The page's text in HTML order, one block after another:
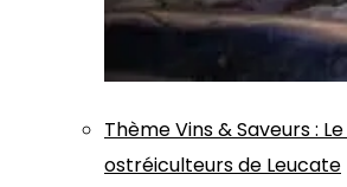
ThèmeVins & Saveurs:
ostréiculteurs de Leucate